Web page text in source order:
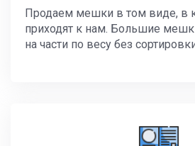
Продаем мешки в том виде, в
приходят к нам. Большие
на части по весу без